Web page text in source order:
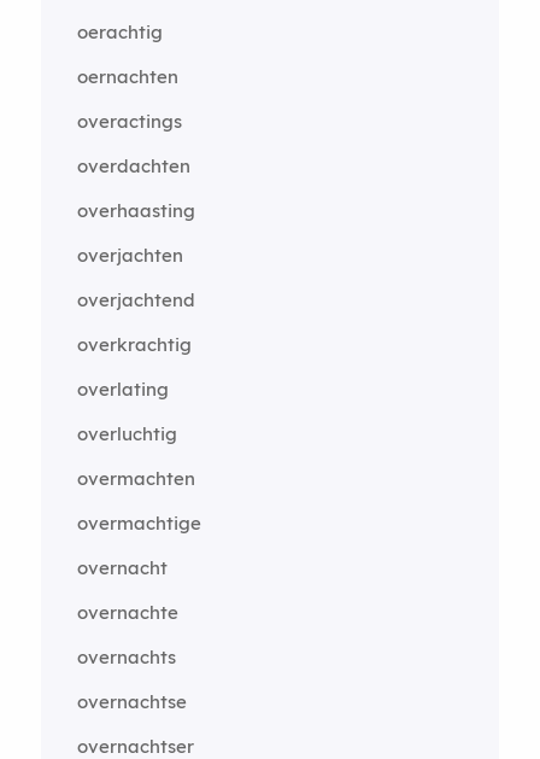
oerachtig
oernachten
overactings
overdachten
overhaasting
overjachten
overjachtend
overkrachtig
overlating
overluchtig
overmachten
overmachtige
overnacht
overnachte
overnachts
overnachtse
overnachtser